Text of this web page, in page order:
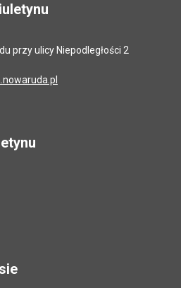
przy ulicy Niepodległości 2